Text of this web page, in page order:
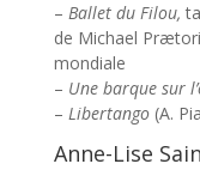
– Ballet du Filou,
de Michael
mondiale
– Une barque sur
– Libertango(A.
Anne-Lise